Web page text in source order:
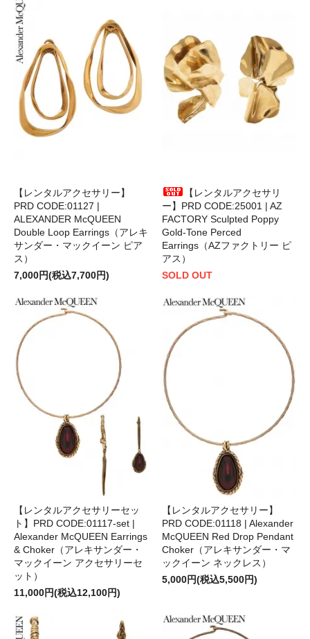
【レンタルアクセサリー】
PRD CODE:01127 |
ALEXANDER McQUEEN
Double Loop Earrings（アレキ
サンダー・マックイーン ピア
ス）
7,000円(税込7,700円)
【レンタルアクセサリ
ー】PRD CODE:25001 | AZ
FACTORY Sculpted Poppy
Gold-Tone Perced
Earrings（AZファクトリー ピ
アス）
SOLD OUT
【レンタルアクセサリーセッ
ト】PRD CODE:01117-set |
Alexander McQUEEN Earrings
& Choker（アレキサンダー・
マックイーン アクセサリーセ
ット）
11,000円(税込12,100円)
【レンタルアクセサリー】
PRD CODE:01118 | Alexander
McQUEEN Red Drop Pendant
Choker（アレキサンダー・マ
ックイーン ネックレス）
5,000円(税込5,500円)